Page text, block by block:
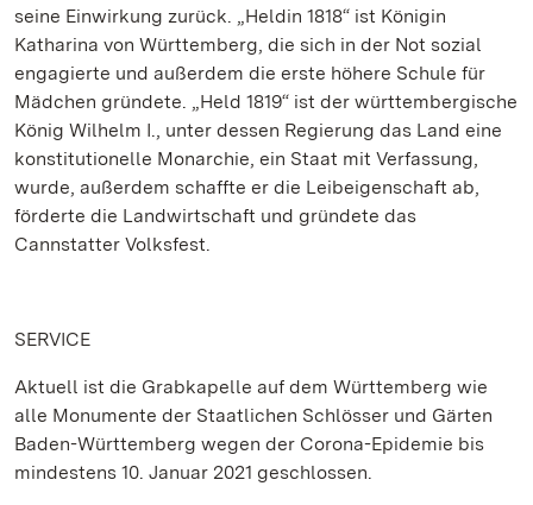
seine Einwirkung zurück. „Heldin 1818“ ist Königin
Katharina von Württemberg, die sich in der Not sozial
engagierte und außerdem die erste höhere Schule für
Mädchen gründete. „Held 1819“ ist der württembergische
König Wilhelm I., unter dessen Regierung das Land eine
konstitutionelle Monarchie, ein Staat mit Verfassung,
wurde, außerdem schaffte er die Leibeigenschaft ab,
förderte die Landwirtschaft und gründete das
Cannstatter Volksfest.
SERVICE
Aktuell ist die Grabkapelle auf dem Württemberg wie
alle Monumente der Staatlichen Schlösser und Gärten
Baden-Württemberg wegen der Corona-Epidemie bis
mindestens 10. Januar 2021 geschlossen.